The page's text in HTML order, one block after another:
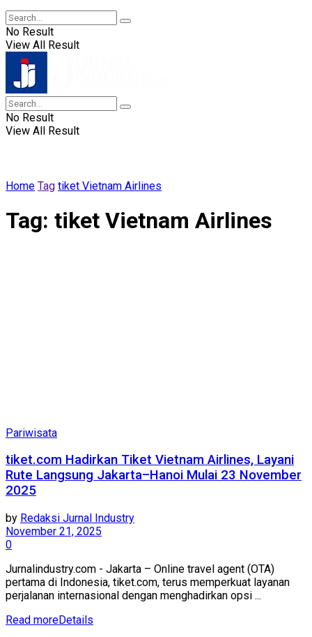
No Result
View All Result
No Result
View All Result
Home Tag tiket Vietnam Airlines
Tag: tiket Vietnam Airlines
Pariwisata
tiket.com Hadirkan Tiket Vietnam Airlines, Layani
Rute Langsung Jakarta–Hanoi Mulai 23 November
2025
by Redaksi Jurnal Industry
November 21, 2025
0
Jurnalindustry.com - Jakarta – Online travel agent (OTA)
pertama di Indonesia, tiket.com, terus memperkuat layanan
perjalanan internasional dengan menghadirkan opsi ...
Read moreDetails